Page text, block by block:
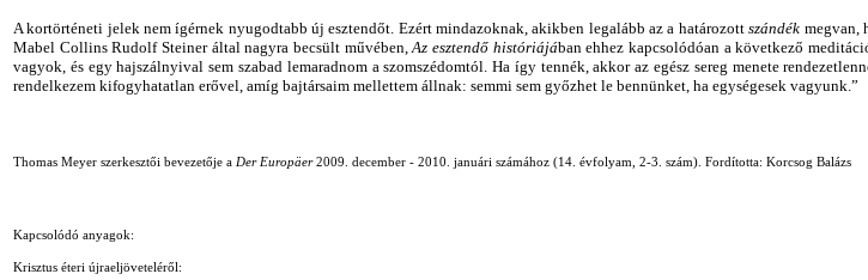
A kortörténeti jelek nem ígérnek nyugodtabb új esztendőt. Ezért mindazoknak, akikben legalább az a határozottszándék megvan,
Mabel Collins Rudolf Steiner által nagyra becsült művében,Az esztendő históriájában ehhez kapcsolódóan a következő
vagyok, és egy hajszálnyival sem szabad lemaradnom a szomszédomtól. Ha így tennék, akkor az egész sereg menete
rendelkezem kifogyhatatlan erővel, amíg bajtársaim mellettem állnak: semmi sem győzhet le bennünket, ha egységesek vagyunk.”
Thomas Meyer szerkesztői bevezetője a Der Europäer2009. december - 2010. januári számához (14. évfolyam, 2-3. szám). Fordította: Korcsog Balázs
Kapcsolódó anyagok:
Krisztus éteri újraeljöveteléről: